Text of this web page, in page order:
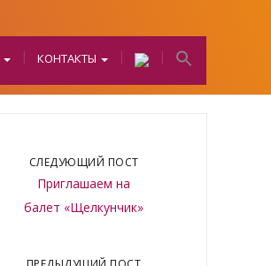
КОНТАКТЫ
СЛЕДУЮЩИЙ ПОСТ
Приглашаем на
балет «Щелкунчик»